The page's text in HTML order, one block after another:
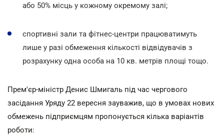
або 50% місць у кожному окремому залі;
спортивні зали та фітнес-центри працюватимуть
лише у разі обмеження кількості відвідувачів з
розрахунку одна особа на 10 кв. метрів площі тощо.
Прем'єр-міністр Денис Шмигаль під час чергового
засідання Уряду 22 вересня зауважив, що в умовах нових
обмежень підприємцям пропонується кілька варіантів
роботи: